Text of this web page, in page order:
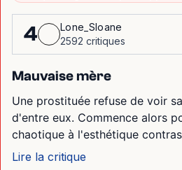
4
Lone_Sloane
2592 critiques
Mauvaise mère
Une prostituée refuse de voir
d'entre eux. Commence alors
chaotique à l'esthétique
Lire la critique